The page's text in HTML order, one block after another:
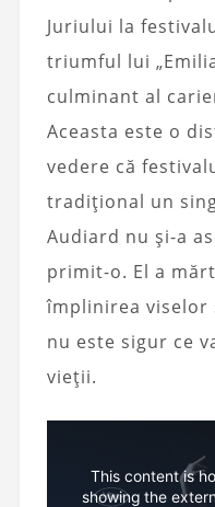
Juriului la
triumful lui
culminant al
Aceasta este o
vedere că
tradițional un
Audiard nu și-a
primit-o. El a
împlinirea viselor
nu este sigur ce
vieții.
This content is
showing the